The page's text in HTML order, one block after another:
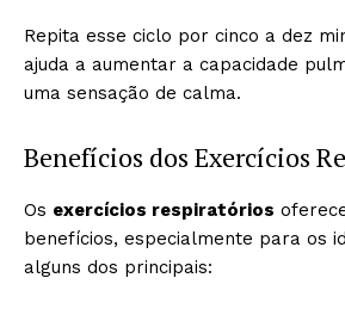
Repita esse ciclo por cinco a dez
ajuda a aumentar a capacidade
uma sensação de calma.
Benefícios dos Exercícios
Os exercícios respiratórios
benefícios, especialmente para os
alguns dos principais: